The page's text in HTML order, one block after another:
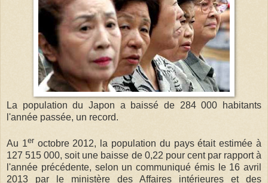
La population du Japon a baissé de 284 000 habitants
l'année passée, un record.
Au 1er octobre 2012, la population du pays était estimée à
127 515 000, soit une baisse de 0,22 pour cent par rapport à
l'année précédente, selon un communiqué émis le 16 avril
2013 par le ministère des Affaires intérieures et des